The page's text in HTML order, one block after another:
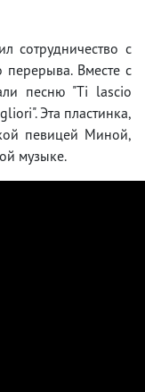
сотрудничество с
перерыва. Вместе с
песню "Ti lascio
Эта пластинка,
певицей Миной,
музыке.